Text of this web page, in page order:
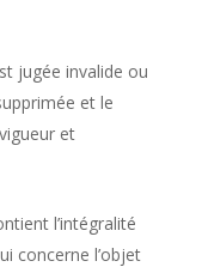
jugée invalide ou
et le
et
l’intégralité
concerne l’objet